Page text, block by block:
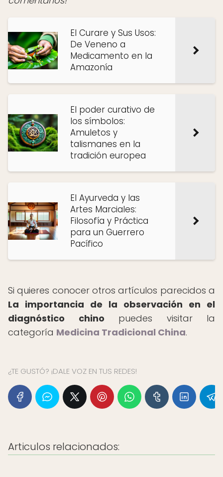
El Curare y Sus Usos:
De Veneno a
Medicamento en la
Amazonía
El poder curativo de
los símbolos:
Amuletos y
talismanes en la
tradición europea
El Ayurveda y las
Artes Marciales:
Filosofía y Práctica
para un Guerrero
Pacífico
Si quieres conocer otros artículos parecidos a
La importancia de la observación en el
diagnóstico chino puedes visitar la
categoría Medicina Tradicional China.
¿TE GUSTÓ? ¡DALE VOZ EN TUS REDES!
Articulos relacionados: